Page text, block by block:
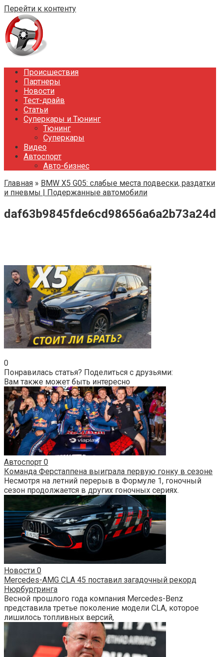
Перейти к контенту
Происшествия
Партнеры
Новости
Тест-драйв
Статьи
Суперкары и Тюнинг
Тюнинг
Суперкары
Видео
Автоспорт
Авто-бизнес
Главная » BMW X5 G05: слабые места подвески, раздатки
и пневмы | Подержанные автомобили
daf63b9845fde6cd98656a6a2b73a24d
0
Понравилась статья? Поделиться с друзьями:
Вам также может быть интересно
Автоспорт 0
Команда Ферстаппена выиграла первую гонку в сезоне
Несмотря на летний перерыв в Формуле 1, гоночный
сезон продолжается в других гоночных сериях.
Новости 0
Mercedes-AMG CLA 45 поставил загадочный рекорд
Нюрбургринга
Весной прошлого года компания Mercedes-Benz
представила третье поколение модели CLA, которое
лишилось топливных версий,